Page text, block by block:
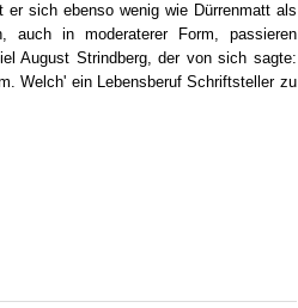
sich ebenso wenig wie Dürrenmatt als
auch in moderaterer Form, passieren
August Strindberg, der von sich sagte:
Welch' ein Lebensberuf Schriftsteller zu